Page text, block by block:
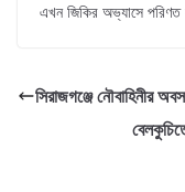
এখন জিকির অভ্যাসে পরিণত
সিরাজগঞ্জে নৌবাহিনীর